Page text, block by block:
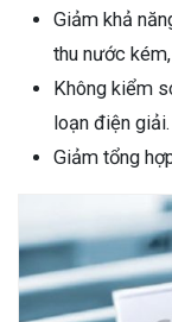
Giảm khả
thu nước
Không kiểm
loạn điện giải.
Giảm tổng